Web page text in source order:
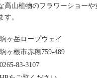
高山植物のフラワーショー
す。
駒ヶ岳ロープウェイ
駒ヶ根市赤穂759-489
0265-83-3107